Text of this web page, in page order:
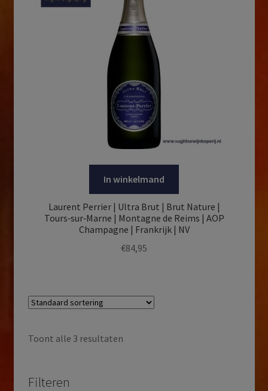
In winkelmand
Laurent Perrier | Ultra Brut | Brut Nature |
Tours‑sur‑Marne | Montagne de Reims | AOP
Champagne | Frankrijk | NV
€84,95
Toont alle 3 resultaten
Filteren